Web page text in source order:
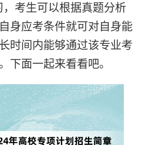
考生可以根据真题分析
身应考条件就可对自身能
时间内能够通过该专业考
下面一起来看看吧。